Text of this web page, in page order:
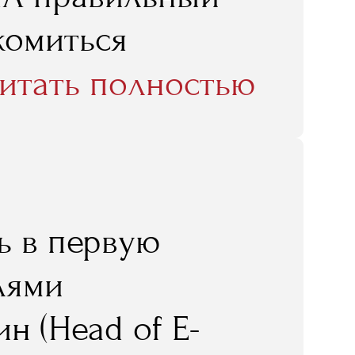
реальным
Так и должно
полностью
в первую
(Head of E-